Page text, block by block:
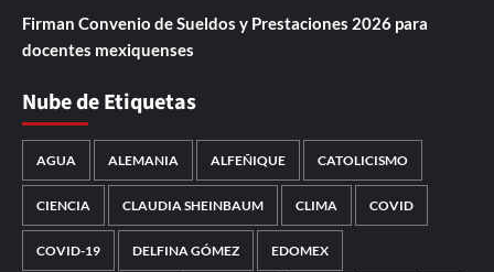
Firman Convenio de Sueldos y Prestaciones 2026 para
docentes mexiquenses
Nube de Etiquetas
AGUA ALEMANIA ALFEÑIQUE CATOLICISMO
CIENCIA CLAUDIA SHEINBAUM CLIMA COVID
COVID-19 DELFINA GÓMEZ EDOMEX